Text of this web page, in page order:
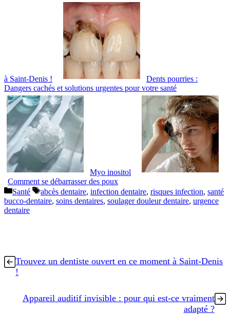
à Saint-Denis !
Dents pourries :
Dangers cachés et solutions urgentes pour votre santé
Myo inositol
Comment se débarrasser des poux
Catégories
Santé Étiquettes
abcès dentaire, infection dentaire, risques infection, santé
bucco-dentaire, soins dentaires, soulager douleur dentaire, urgence
dentaire
Trouvez un dentiste ouvert en ce moment à Saint-Denis
!
Appareil auditif invisible : pour qui est-ce vraiment
adapté ?